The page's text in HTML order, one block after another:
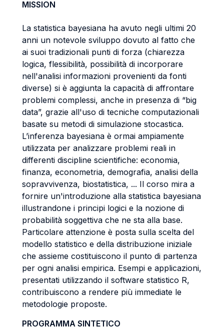
MISSION
La statistica bayesiana ha avuto negli ultimi 20
anni un notevole sviluppo dovuto al fatto che
ai suoi tradizionali punti di forza (chiarezza
logica, flessibilità, possibilità di incorporare
nell'analisi informazioni provenienti da fonti
diverse) si è aggiunta la capacità di affrontare
problemi complessi, anche in presenza di “big
data”, grazie all'uso di tecniche computazionali
basate su metodi di simulazione stocastica.
L’inferenza bayesiana è ormai ampiamente
utilizzata per analizzare problemi reali in
differenti discipline scientifiche: economia,
finanza, econometria, demografia, analisi della
sopravvivenza, biostatistica, ... Il corso mira a
fornire un'introduzione alla statistica bayesiana
illustrandone i principi logici e la nozione di
probabilità soggettiva che ne sta alla base.
Particolare attenzione è posta sulla scelta del
modello statistico e della distribuzione iniziale
che assieme costituiscono il punto di partenza
per ogni analisi empirica. Esempi e applicazioni,
presentati utilizzando il software statistico R,
contribuiscono a rendere più immediate le
metodologie proposte.
PROGRAMMA SINTETICO